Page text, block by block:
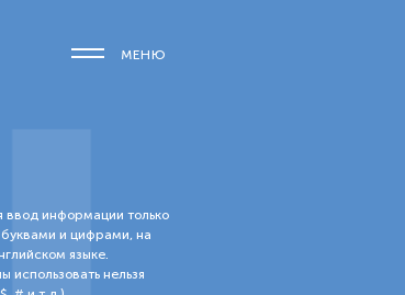
МЕНЮ
ввод информации только
и цифрами, на
языке.
использовать нельзя